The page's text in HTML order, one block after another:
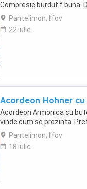
Compresie burduf f buna.
Pantelimon, Ilfov
22 iulie
Acordeon Hohner
Acordeon Armonica cu
vinde cum se prezinta.
Pantelimon, Ilfov
18 iulie